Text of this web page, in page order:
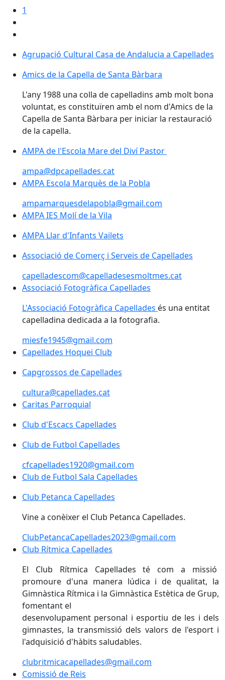
1
Agrupació Cultural Casa de Andalucia a Capellades
Agrupació Cultural Casa de Andalucia a Capellades
Amics de la Capella de Santa Bàrbara
Amics de la Capella de Santa Bàrbara
L'any 1988 una colla de capelladins amb molt bona
voluntat, es constituïren amb el nom d'Amics de la
Capella de Santa Bàrbara per iniciar la restauració
de la capella.
AMPA de l'Escola Mare del Diví Pastor
AMPA de l'Escola Mare del Diví Pastor
ampa@dpcapellades.cat
AMPA Escola Marquès de la Pobla
AMPA Escola Marquès de la Pobla
ampamarquesdelapobla@gmail.com
AMPA IES Molí de la Vila
AMPA IES Molí de la Vila
AMPA Llar d'Infants Vailets
AMPA Llar d'Infants Vailets
Associació de Comerç i Serveis de Capellades
Associació de Comerç i Serveis de Capellades
capelladescom@capelladesesmoltmes.cat
Associació Fotogràfica Capellades
Associació Fotogràfica Capellades
L'Associació Fotogràfica Capellades és una entitat
capelladina dedicada a la fotografia.
miesfe1945@gmail.com
Capellades Hoquei Club
Capellades Hoquei Club
Capgrossos de Capellades
Capgrossos de Capellades
cultura@capellades.cat
Caritas Parroquial
Caritas Parroquial
Club d'Escacs Capellades
Club de Futbol Capellades
Club de Futbol Capellades
cfcapellades1920@gmail.com
Club de Futbol Sala Capellades
Club de Futbol Sala Capellades
Club Petanca Capellades
Club Petanca Capellades
Vine a conèixer el Club Petanca Capellades.
ClubPetancaCapellades2023@gmail.com
Club Rítmica Capellades
Club Rítmica Capellades
El Club Rítmica Capellades té com a missió
promoure d'una manera lúdica i de qualitat, la
Gimnàstica Rítmica i la Gimnàstica Estètica de Grup,
fomentant el
desenvolupament personal i esportiu de les i dels
gimnastes, la transmissió dels valors de l'esport i
l'adquisició d'hàbits saludables.
clubritmicacapellades@gmail.com
Comissió de Reis